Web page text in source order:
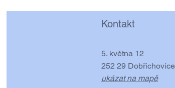
Kontakt
5. května 12
252 29 Dobřichovice
ukázat na mapě